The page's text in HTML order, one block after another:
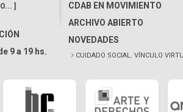
]
9 a 19 hs.
CDAB EN MOVIMIENTO
ARCHIVO ABIERTO
NOVEDADES
CUIDADO SOCIAL. VÍNCULO